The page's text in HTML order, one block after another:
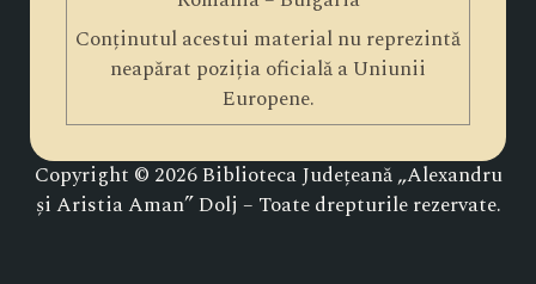
Conținutul acestui material nu reprezintă
neapărat poziția oficială a Uniunii
Europene.
Copyright © 2026 Biblioteca Județeană „Alexandru
și Aristia Aman” Dolj – Toate drepturile rezervate.